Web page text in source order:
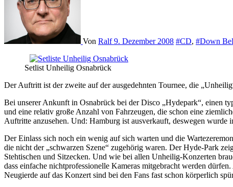
Von Ralf9. Dezember 2008 #CD, #Down
Setlist Unheilig Osnabrück
Der Auftritt ist der zweite auf der ausgedehnten Tournee, die
Bei unserer Ankunft in Osnabrück bei der Disco „Hydepark“, einen
und eine relativ große Anzahl von Fahrzeugen, die schon eine
Auftritte anzusehen. Und: Hamburg ist ausverkauft, deswegen wurde
Der Einlass sich noch ein wenig auf sich warten und die
die nicht der „schwarzen Szene“ zugehörig waren. Der Hyde-Park
Stehtischen und Sitzecken. Und wie bei allen Unheilig-Konzerten
dass einfache nichtprofessionelle Kameras mitgebracht werden
Neugierde auf das Konzert sind bei den Fans fast schon körperlich